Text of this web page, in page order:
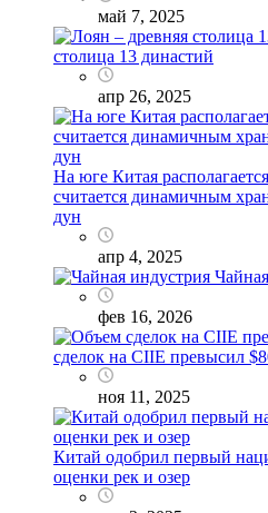
май 7, 2025
столица 13 династий
апр 26, 2025
На юге Китая
считается динамичным
дун
апр 4, 2025
фев 16, 2026
сделок на CIIE превысил
ноя 11, 2025
Китай одобрил первый
оценки рек и озер